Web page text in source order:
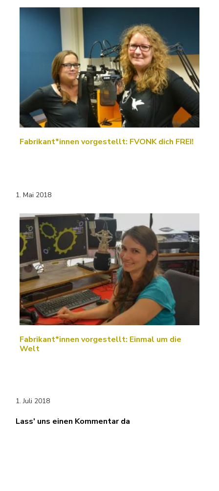
Fabrikant*innen vorgestellt: FVONK dich FREI!
1. Mai 2018
Fabrikant*innen vorgestellt: Einmal um die
Welt
1. Juli 2018
Lass' uns einen Kommentar da